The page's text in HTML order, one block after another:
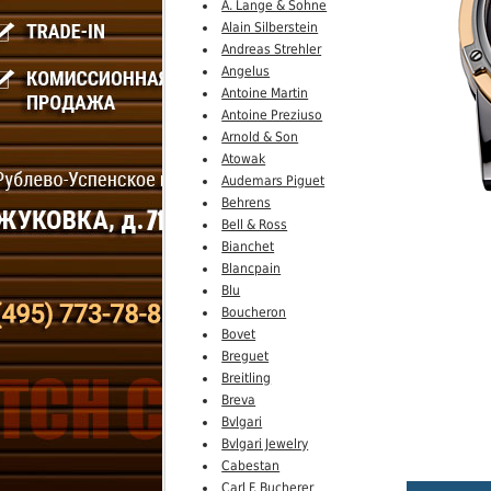
A. Lange & Sohne
Alain Silberstein
Andreas Strehler
Angelus
Antoine Martin
Antoine Preziuso
Arnold & Son
Atowak
Audemars Piguet
Behrens
Bell & Ross
Bianchet
Blancpain
Blu
Boucheron
Bovet
Breguet
Breitling
Breva
Bvlgari
Bvlgari Jewelry
Cabestan